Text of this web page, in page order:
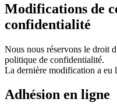
Modifications de
confidentialité
Nous nous réservons le droit
politique de confidentialité.
La dernière modification a eu
Adhésion en ligne